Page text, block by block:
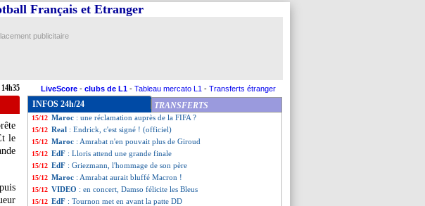
Français et Etranger
publicitaire
LiveScore - clubs de L1 - Tableau mercato L1 - Transferts étranger
le
INFOS 24h/24 TRANSFERTS
15/12 Arsenal : Milinkovic-Savic dans le viseur
15/12 Argentine
15/12 EdF: Benzema déçu par DD et la FFF ?
15/12 Nantes: Kombouaré fier de Kolo Muani
15/12 Maroc : une réclamation auprès de la FIFA ?
15/12 Real : Endrick, c'est signé ! (officiel)
15/12 Maroc : Amrabat n'en pouvait plus de Giroud
15/12 EdF : Lloris attend une grande finale
15/12 EdF : Griezmann, l'hommage de son père
15/12 Maroc : Amrabat aurait bluffé Macron !
15/12 VIDEO : en concert, Damso félicite les Bleus
15/12 EdF : Tournon met en avant la patte DD